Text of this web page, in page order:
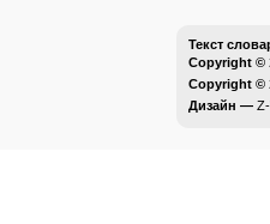
Текст
Copyright ©
Copyright ©
Дизайн —